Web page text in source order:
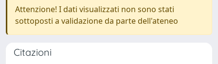
Attenzione! I dati visualizzati non sono stati
sottoposti a validazione da parte dell'ateneo
Citazioni